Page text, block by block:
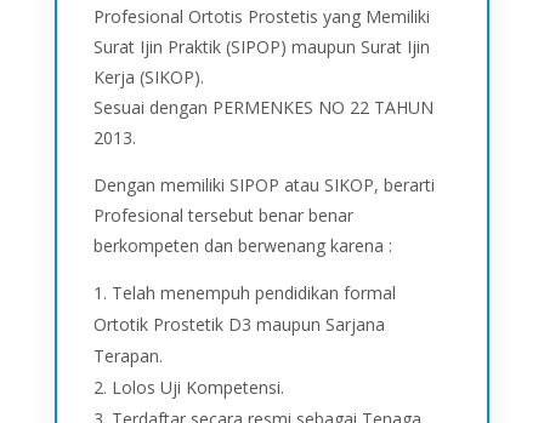
Profesional Ortotis Prostetis yang Memiliki
Surat Ijin Praktik (SIPOP) maupun Surat Ijin
Kerja (SIKOP).
Sesuai dengan PERMENKES NO 22 TAHUN
2013.
Dengan memiliki SIPOP atau SIKOP, berarti
Profesional tersebut benar benar
berkompeten dan berwenang karena :
Telah menempuh pendidikan formal
Ortotik Prostetik D3 maupun Sarjana
Terapan.
Lolos Uji Kompetensi.